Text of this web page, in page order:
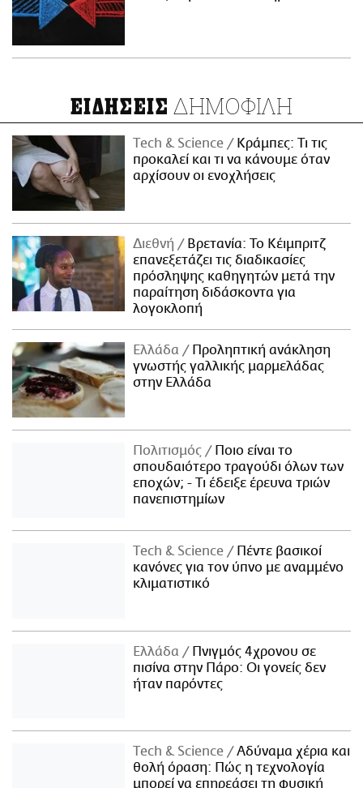
ΕΙΔΗΣΕΙΣ ΔΗΜΟΦΙΛΗ
Τech & Science
Κράμπες: Τι τις
προκαλεί και τι να κάνουμε όταν
αρχίσουν οι ενοχλήσεις
Διεθνή
Βρετανία: Το Κέιμπριτζ
επανεξετάζει τις διαδικασίες
πρόσληψης καθηγητών μετά την
παραίτηση διδάσκοντα για
λογοκλοπή
Ελλάδα
Προληπτική ανάκληση
γνωστής γαλλικής μαρμελάδας
στην Ελλάδα
Πολιτισμός
Ποιο είναι το
σπουδαιότερο τραγούδι όλων των
εποχών; - Τι έδειξε έρευνα τριών
πανεπιστημίων
Τech & Science
Πέντε βασικοί
κανόνες για τον ύπνο με αναμμένο
κλιματιστικό
Ελλάδα
Πνιγμός 4χρονου σε
πισίνα στην Πάρο: Οι γονείς δεν
ήταν παρόντες
Τech & Science
Αδύναμα χέρια και
θολή όραση: Πώς η τεχνολογία
μπορεί να επηρεάσει τη φυσική